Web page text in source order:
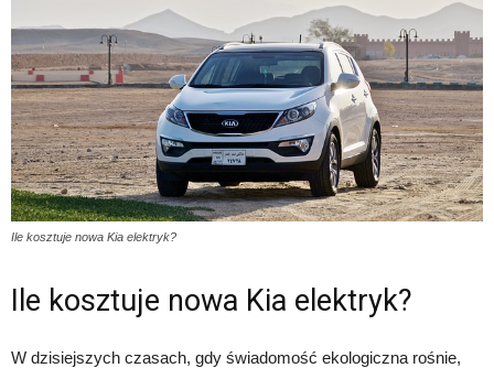
Ile kosztuje nowa Kia elektryk?
Ile kosztuje nowa Kia elektryk?
W dzisiejszych czasach, gdy świadomość ekologiczna rośnie,